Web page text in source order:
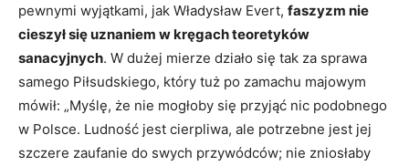
pewnymi wyjątkami, jak Władysław Evert, faszyzm nie
cieszył się uznaniem w kręgach teoretyków
sanacyjnych. W dużej mierze działo się tak za sprawa
samego Piłsudskiego, który tuż po zamachu majowym
mówił: „Myślę, że nie mogłoby się przyjąć nic podobnego
w Polsce. Ludność jest cierpliwa, ale potrzebne jest jej
szczere zaufanie do swych przywódców; nie zniosłaby